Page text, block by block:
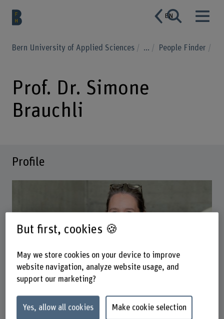
EN
Bern University of Applied Sciences ... People Finder
Prof. Dr. Simone
Brauchli
Profile
But first, cookies 🍪
May we store cookies on your device to improve
website navigation, analyze website usage, and
support our marketing?
Yes, allow all cookies Make cookie selection